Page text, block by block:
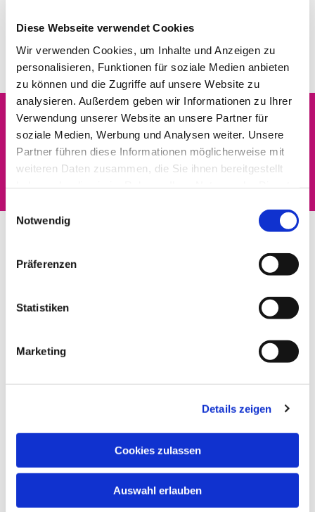
Diese Webseite verwendet Cookies
Wir verwenden Cookies, um Inhalte und Anzeigen zu
personalisieren, Funktionen für soziale Medien anbieten
zu können und die Zugriffe auf unsere Website zu
analysieren. Außerdem geben wir Informationen zu Ihrer
Verwendung unserer Website an unsere Partner für
soziale Medien, Werbung und Analysen weiter. Unsere
Partner führen diese Informationen möglicherweise mit
weiteren Daten zusammen, die Sie ihnen bereitgestellt
Notwendig
Präferenzen
Statistiken
Marketing
Details zeigen
Cookies zulassen
Auswahl erlauben
Dies könnte Sie auch
interessieren